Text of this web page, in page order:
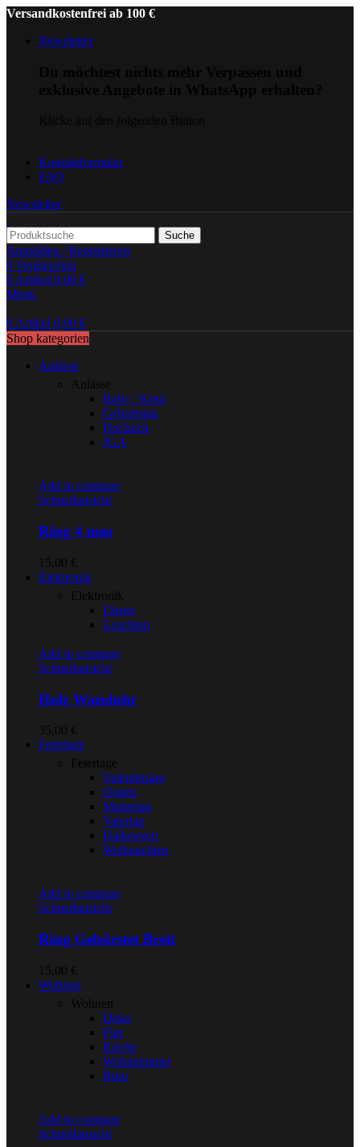
Versandkostenfrei ab 100 €
Newsletter
Kontaktformular
FAQ
Newsletter
Suche
Anmelden / Registrieren
0 Vergleichen
0Artikel 0,00 €
Menü
0Artikel 0,00 €
Shop kategorien
Anlässe
Anlässe
Baby / Kind
Geburtstag
Hochzeit
JGA
Add to compare
Schnellansicht
Ring 4 mm
15,00 €
Elektronik
Elektronik
Uhren
Leuchten
Add to compare
Schnellansicht
Holz Wanduhr
35,00 €
Feiertage
Feiertage
Valentinstag
Ostern
Muttertag
Vatertag
Halloween
Weihnachten
Add to compare
Schnellansicht
Ring Gebürstet Breit
15,00 €
Wohnen
Wohnen
Deko
Flur
Küche
Wohnzimmer
Büro
Add to compare
Schnellansicht